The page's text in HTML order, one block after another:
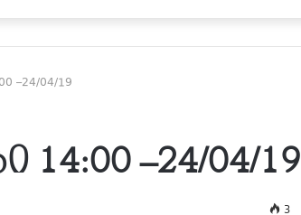
–24/04/19
14:00 –24/04/19
3